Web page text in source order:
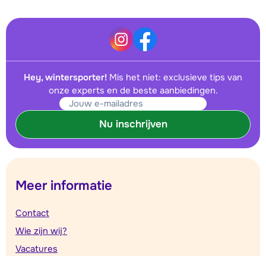
Hey, wintersporter! Mis het niet: exclusieve tips van
onze experts en de beste aanbiedingen.
Nu inschrijven
Meer informatie
Contact
Wie zijn wij?
Vacatures